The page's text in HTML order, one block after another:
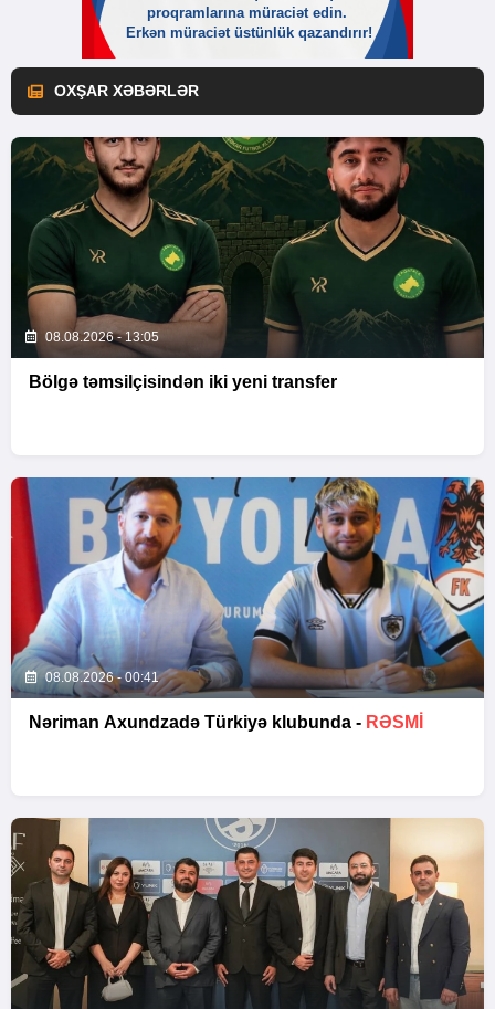
OXŞAR XƏBƏRLƏR
08.08.2026 - 13:05
Bölgə təmsilçisindən iki yeni transfer
08.08.2026 - 00:41
Nəriman Axundzadə Türkiyə klubunda - RƏSMİ